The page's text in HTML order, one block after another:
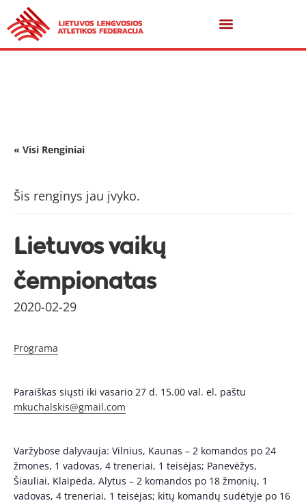
« Visi Renginiai
Šis renginys jau įvyko.
Lietuvos vaikų
čempionatas
2020-02-29
Programa
Paraiškas siųsti iki vasario 27 d. 15.00 val. el. paštu
mkuchalskis@gmail.com
Varžybose dalyvauja: Vilnius, Kaunas – 2 komandos po 24
žmones, 1 vadovas, 4 treneriai, 1 teisėjas; Panevėžys,
Šiauliai, Klaipėda, Alytus – 2 komandos po 18 žmonių, 1
vadovas, 4 treneriai, 1 teisėjas; kitų komandų sudėtyje po 16